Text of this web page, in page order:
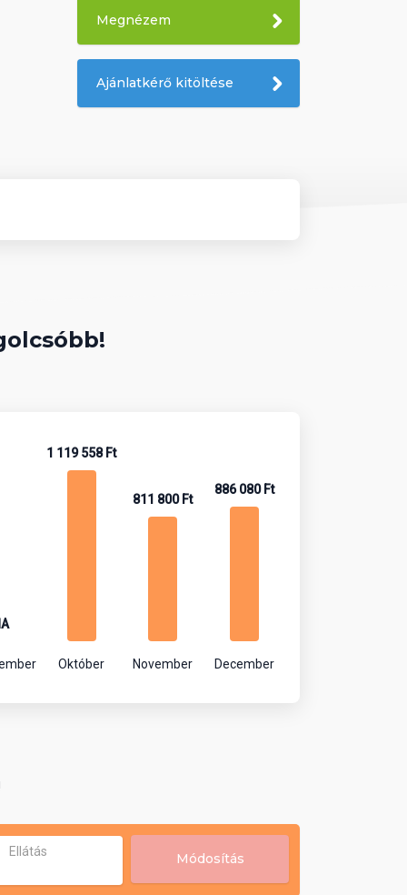
Megnézem
Ajánlatkérő kitöltése
1 119 558 Ft
Október
811 800 Ft
November
886 080 Ft
December
Ellátás Módosítás